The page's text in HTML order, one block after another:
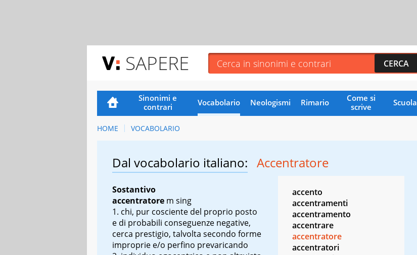
SAPERE
Sinonimi e
contrari
Vocabolario Neologismi Rimario
Come si
scrive
Scuola
HOME VOCABOLARIO
Dal vocabolario italiano: Accentratore
Sostantivo
accentratore m sing
chi, pur cosciente del proprio posto
e di probabili conseguenze negative,
cerca prestigio, talvolta secondo forme
improprie e/o perfino prevaricando
accento
accentramenti
accentramento
accentrare
accentratore
accentratori